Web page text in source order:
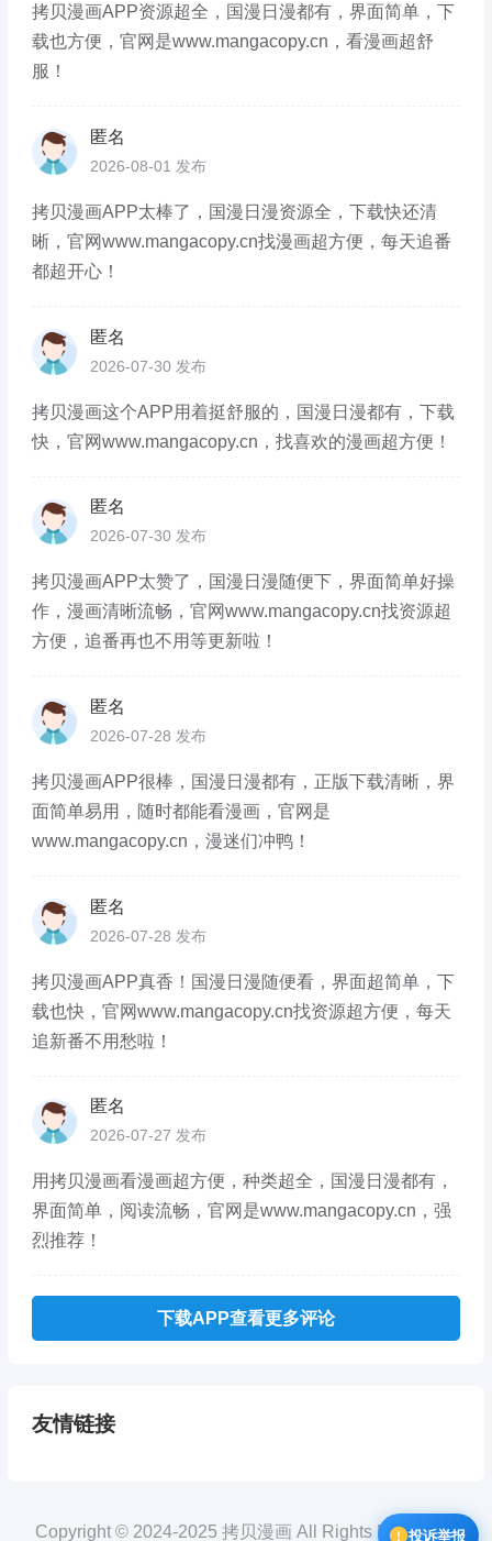
拷贝漫画APP资源超全，国漫日漫都有，界面简单，下
载也方便，官网是www.mangacopy.cn，看漫画超舒
服！
匿名
2026-08-01 发布
拷贝漫画APP太棒了，国漫日漫资源全，下载快还清
晰，官网www.mangacopy.cn找漫画超方便，每天追番
都超开心！
匿名
2026-07-30 发布
拷贝漫画这个APP用着挺舒服的，国漫日漫都有，下载
快，官网www.mangacopy.cn，找喜欢的漫画超方便！
匿名
2026-07-30 发布
拷贝漫画APP太赞了，国漫日漫随便下，界面简单好操
作，漫画清晰流畅，官网www.mangacopy.cn找资源超
方便，追番再也不用等更新啦！
匿名
2026-07-28 发布
拷贝漫画APP很棒，国漫日漫都有，正版下载清晰，界
面简单易用，随时都能看漫画，官网是
www.mangacopy.cn，漫迷们冲鸭！
匿名
2026-07-28 发布
拷贝漫画APP真香！国漫日漫随便看，界面超简单，下
载也快，官网www.mangacopy.cn找资源超方便，每天
追新番不用愁啦！
匿名
2026-07-27 发布
用拷贝漫画看漫画超方便，种类超全，国漫日漫都有，
界面简单，阅读流畅，官网是www.mangacopy.cn，强
烈推荐！
下载APP查看更多评论
友情链接
Copyright © 2024-2025 拷贝漫画 All Rights Reserved.
投诉举报